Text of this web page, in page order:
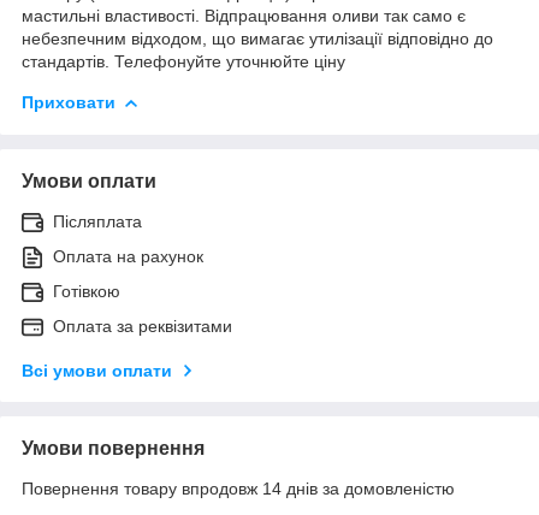
мастильні властивості. Відпрацювання оливи так само є
небезпечним відходом, що вимагає утилізації відповідно до
стандартів. Телефонуйте уточнюйте ціну
Приховати
Умови оплати
Післяплата
Оплата на рахунок
Готівкою
Оплата за реквізитами
Всі умови оплати
Умови повернення
Повернення товару впродовж 14 днів за домовленістю